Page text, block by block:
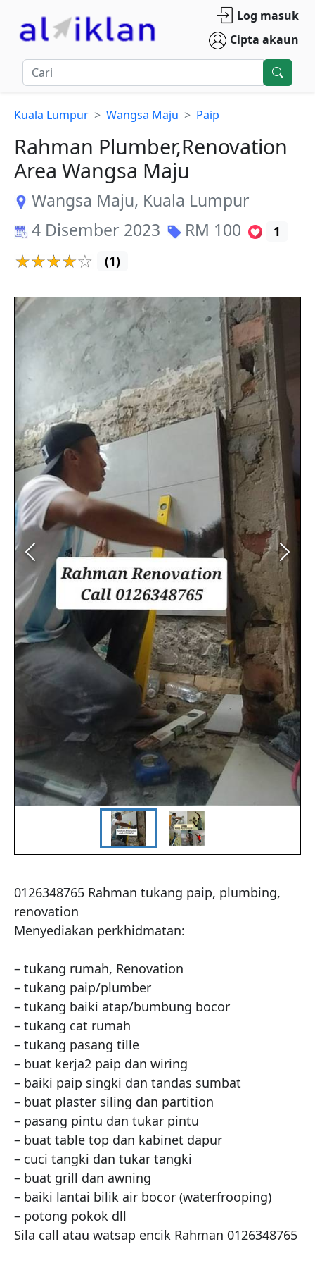
Log masuk
Cipta akaun
Kuala Lumpur Wangsa Maju Paip
Rahman Plumber,Renovation
Area Wangsa Maju
Wangsa Maju, Kuala Lumpur
4 Disember 2023
RM 100
1
(1)
0126348765 Rahman tukang paip, plumbing,
renovation
Menyediakan perkhidmatan:
– tukang rumah, Renovation
– tukang paip/plumber
– tukang baiki atap/bumbung bocor
– tukang cat rumah
– tukang pasang tille
– buat kerja2 paip dan wiring
– baiki paip singki dan tandas sumbat
– buat plaster siling dan partition
– pasang pintu dan tukar pintu
– buat table top dan kabinet dapur
– cuci tangki dan tukar tangki
– buat grill dan awning
– baiki lantai bilik air bocor (waterfrooping)
– potong pokok dll
Sila call atau watsap encik Rahman 0126348765